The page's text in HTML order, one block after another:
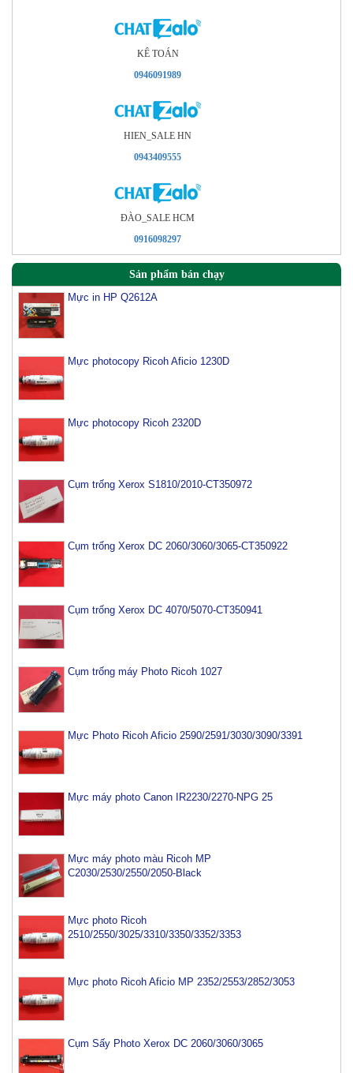
KÊ TOÁN
0946091989
HIEN_SALE HN
0943409555
ÐÀO_SALE HCM
0916098297
Sản phẩm bán chạy
Mực in HP Q2612A
Mực photocopy Ricoh Aficio 1230D
Mực photocopy Ricoh 2320D
Cụm trống Xerox S1810/2010-CT350972
Cụm trống Xerox DC 2060/3060/3065-CT350922
Cụm trống Xerox DC 4070/5070-CT350941
Cụm trống máy Photo Ricoh 1027
Mực Photo Ricoh Aficio 2590/2591/3030/3090/3391
Mực máy photo Canon IR2230/2270-NPG 25
Mực máy photo màu Ricoh MP
C2030/2530/2550/2050-Black
Mực photo Ricoh
2510/2550/3025/3310/3350/3352/3353
Mực photo Ricoh Aficio MP 2352/2553/2852/3053
Cụm Sấy Photo Xerox DC 2060/3060/3065